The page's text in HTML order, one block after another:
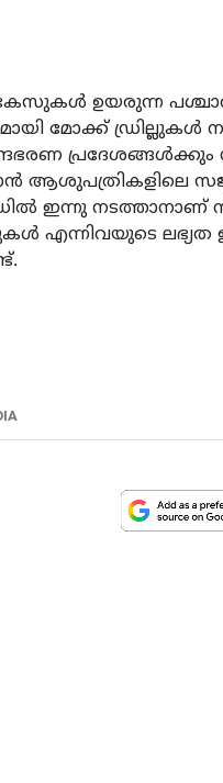
ഉയരുന്ന
മോക്ക് ഡ്രില്ലുകള്‍
ഇന്നു
എന്നിവയുടെ ലഭ്യത